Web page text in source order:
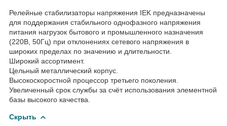
Релейные стабилизаторы напряжения IEK предназначены
для поддержания стабильного однофазного напряжения
питания нагрузок бытового и промышленного назначения
(220В, 50Гц) при отклонениях сетевого напряжения в
широких пределах по значению и длительности.
Широкий ассортимент.
Цельный металлический корпус.
Высокоскоростной процессор третьего поколения.
Увеличенный срок службы за счёт использования элементной
базы высокого качества.
Скрыть